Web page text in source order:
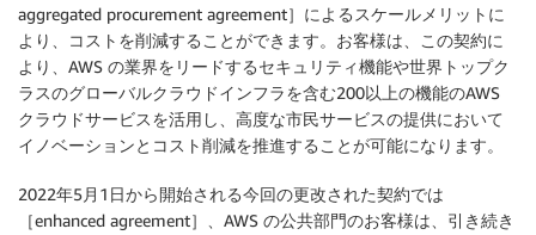
aggregated procurement agreement］によるスケールメリットに
より、コストを削減することができます。お客様は、この契約に
より、AWS の業界をリードするセキュリティ機能や世界トップク
ラスのグローバルクラウドインフラを含む200以上の機能のAWS
クラウドサービスを活用し、高度な市民サービスの提供において
イノベーションとコスト削減を推進することが可能になります。
2022年5月1日から開始される今回の更改された契約では
［enhanced agreement］、AWS の公共部門のお客様は、引き続き